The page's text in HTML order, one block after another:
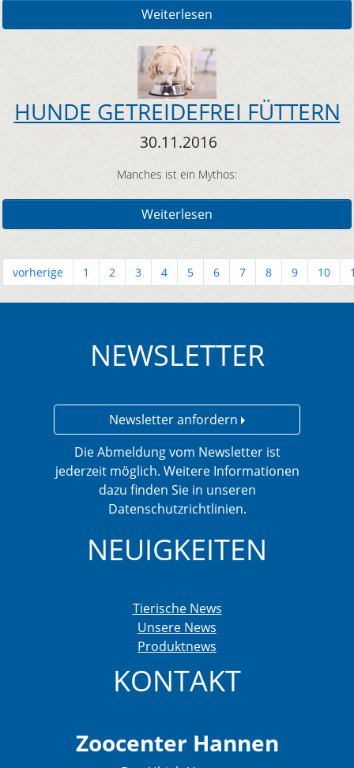
Weiterlesen
HUNDE GETREIDEFREI FÜTTERN
30.11.2016
Manches ist ein Mythos:
Weiterlesen
vorherige 1 2 3 4 5 6 7 8 9 10
NEWSLETTER
Newsletter anfordern
Die Abmeldung vom Newsletter ist
jederzeit möglich. Weitere Informationen
dazu finden Sie in unseren
Datenschutzrichtlinien.
NEUIGKEITEN
Tierische News
Unsere News
Produktnews
KONTAKT
Zoocenter Hannen